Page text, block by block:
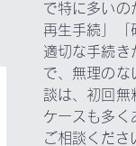
で特に多いの
再生手続」「
適切な手続き
で、無理のな
談は、初回無
ケースも多く
ご相談くださ